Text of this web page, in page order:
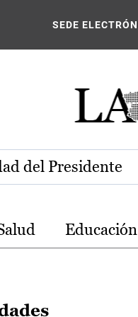
La
SEDE
del Presidente
Educación